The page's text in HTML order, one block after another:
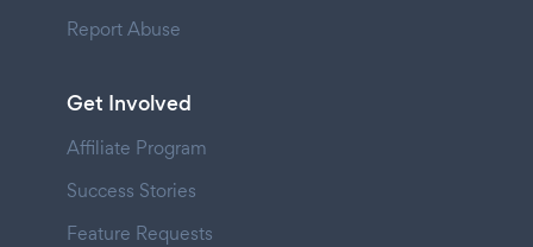
Report Abuse
Get Involved
Affiliate Program
Success Stories
Feature Requests